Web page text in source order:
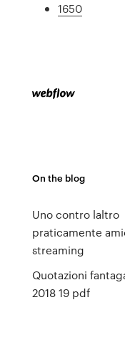
1650
On the blog
Uno contro laltro
praticamente
streaming
Quotazioni
2018 19 pdf